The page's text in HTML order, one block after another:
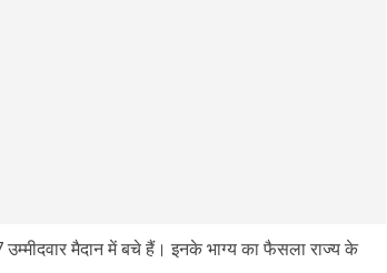
मैदान में बचे हैं। इनके भाग्य का फैसला राज्य के